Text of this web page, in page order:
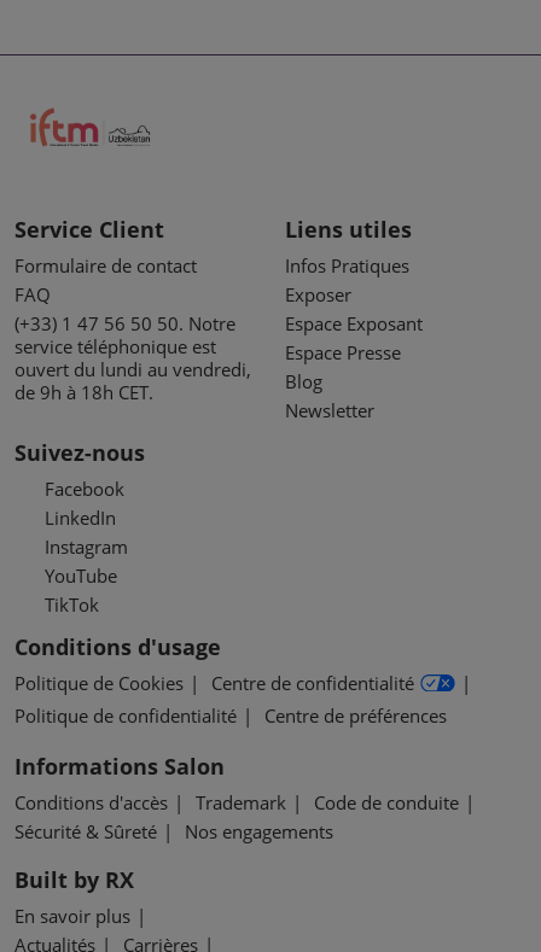
Service Client
Formulaire de contact
FAQ
(+33) 1 47 56 50 50. Notre
service téléphonique est
ouvert du lundi au vendredi,
de 9h à 18h CET.
Liens utiles
Infos Pratiques
Exposer
Espace Exposant
Espace Presse
Blog
Newsletter
Suivez-nous
Facebook
LinkedIn
Instagram
YouTube
TikTok
Conditions d'usage
Politique de Cookies
Centre de confidentialité
Politique de confidentialité
Centre de préférences
Informations Salon
Conditions d'accès Trademark
Code de conduite
Sécurité & Sûreté
Nos engagements
Built by RX
En savoir plus
Actualités
Carrières